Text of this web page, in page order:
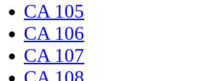
CA 105
CA 106
CA 107